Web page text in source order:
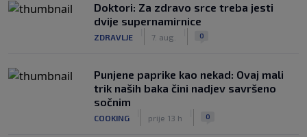
Doktori: Za zdravo srce treba jesti
dvije supernamirnice
ZDRAVLJE 7. aug. 0
Punjene paprike kao nekad: Ovaj mali
trik naših baka čini nadjev savršeno
sočnim
COOKING prije 13 h 0